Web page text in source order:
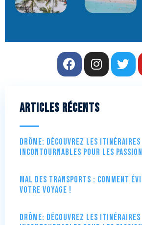
Articles récents
Drôme: Découvrez les itinéraires
incontournables pour les
Mal des transports : comment
votre voyage !
Drôme: Découvrez les itinéraires